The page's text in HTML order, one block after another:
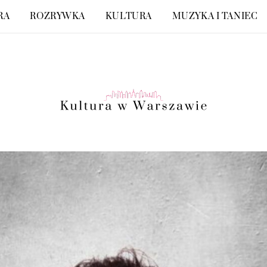
ROZRYWKA KULTURA MUZYKA I TANIEC